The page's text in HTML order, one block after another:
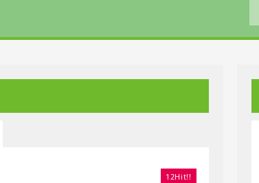
12Hit!!